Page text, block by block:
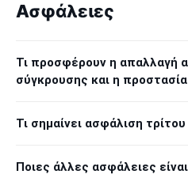
Ασφάλειες
Τι προσφέρουν η απαλλαγή
σύγκρουσης και η
Τι σημαίνει ασφάλιση
Ποιες άλλες ασφάλειες